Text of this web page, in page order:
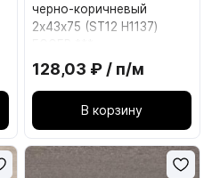
черно-коричневый
2х43х75 (ST12 H1137)
128,03 ₽ / п/м
В корзину